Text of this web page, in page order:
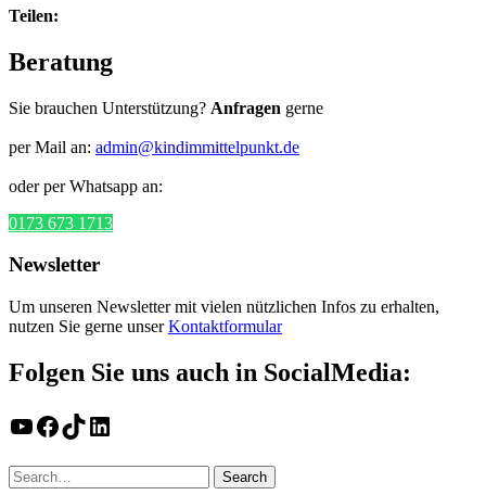
Teilen:
Beratung
Sie brauchen Unterstützung? Anfragen gerne
per Mail an: admin@kindimmittelpunkt.de
oder per Whatsapp an:
0173 673 1713
Newsletter
Um unseren Newsletter mit vielen nützlichen Infos zu erhalten,
nutzen Sie gerne unserKontaktformular
Folgen Sie uns auch in SocialMedia:
YouTube
Facebook
TikTokLinkedIn